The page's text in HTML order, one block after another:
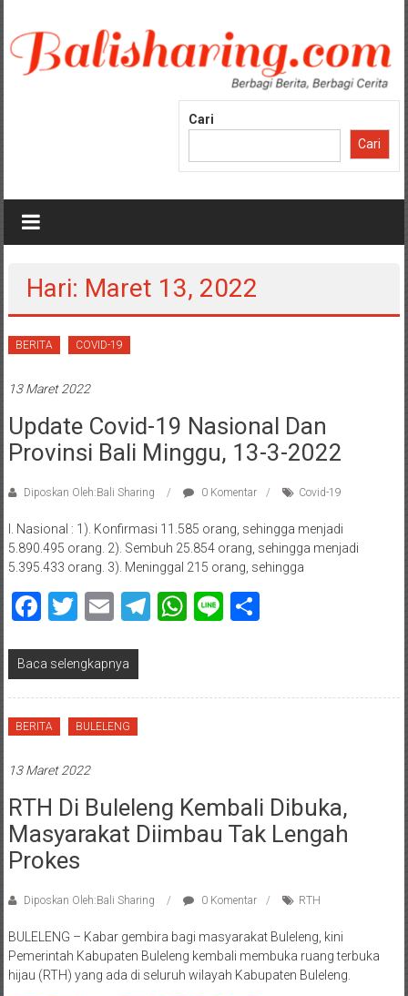
konten
Cari
Cari
Hari: Maret 13, 2022
BERITA COVID-19
13 Maret 2022
Update Covid-19 Nasional Dan
Provinsi Bali Minggu, 13-3-2022
Diposkan Oleh:Bali Sharing 0 Komentar Covid-19
I. Nasional : 1). Konfirmasi 11.585 orang, sehingga menjadi
5.890.495 orang. 2). Sembuh 25.854 orang, sehingga menjadi
5.395.433 orang. 3). Meninggal 215 orang, sehingga
Facebook
Twitter
EmailTelegram
WhatsApp
LineShare
Baca selengkapnya
BERITA BULELENG
13 Maret 2022
RTH Di Buleleng Kembali Dibuka,
Masyarakat Diimbau Tak Lengah
Prokes
Diposkan Oleh:Bali Sharing 0 Komentar RTH
BULELENG – Kabar gembira bagi masyarakat Buleleng, kini
Pemerintah Kabupaten Buleleng kembali membuka ruang terbuka
hijau (RTH) yang ada di seluruh wilayah Kabupaten Buleleng.